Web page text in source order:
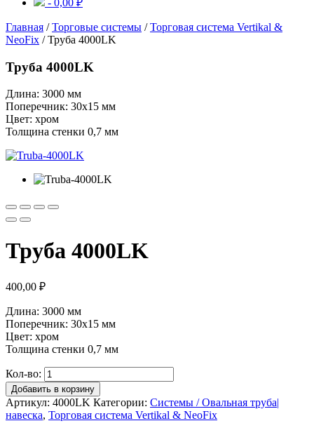
- 0,00 ₽
Главная /Торговые системы /Торговая система Vertikal &
NeoFix / Труба 4000LK
Труба 4000LK
Длина: 3000 мм
Поперечник: 30х15 мм
Цвет: хром
Толщина стенки 0,7 мм
Труба 4000LK
400,00 ₽
Длина: 3000 мм
Поперечник: 30х15 мм
Цвет: хром
Толщина стенки 0,7 мм
Кол-во:
Добавить в корзину
Артикул: 4000LK Категории: Системы / Овальная труба|
навеска, Торговая система Vertikal & NeoFix